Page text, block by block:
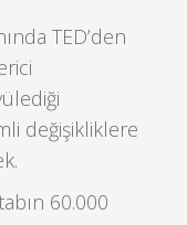
TED’den
değişikliklere
60.000